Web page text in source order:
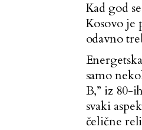
Kad god
Kosovo je
odavno
samo
B,” iz 80-
svaki
čelične